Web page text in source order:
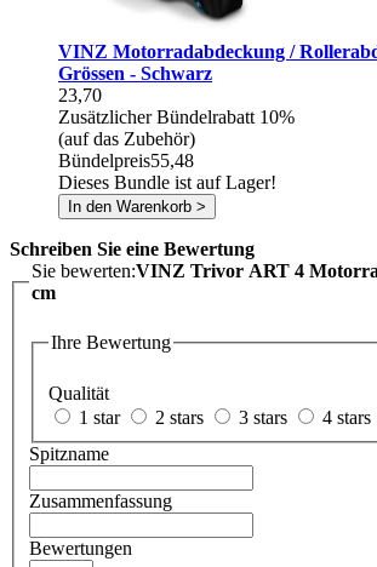
VINZ Motorradabdeckung /
Grössen - Schwarz
23,70
Zusätzlicher Bündelrabatt 10%
(auf das Zubehör)
Bündelpreis55,48
Dieses Bundle ist auf Lager!
In den Warenkorb >
Schreiben Sie eine Bewertung
Sie bewerten:VINZ Trivor ART 4
cm
Ihre Bewertung
Qualität
1 star
2 stars 3 stars 4 stars
Spitzname
Zusammenfassung
Bewertungen